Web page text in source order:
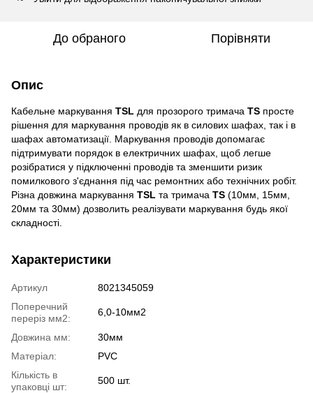
До обраного Порівняти
Опис
Кабельне маркування TSL для прозорого тримача TS просте
рішення для маркування проводів як в силових шафах, так і в
шафах автоматизації. Маркування проводів допомагає
підтримувати порядок в електричних шафах, щоб легше
розібратися у підключенні проводів та зменшити ризик
помилкового з'єднання під час ремонтних або технічних робіт.
Різна довжина маркування TSL та тримача TS (10мм, 15мм,
20мм та 30мм) дозволить реалізувати маркування будь якої
складності.
Характеристики
Артикул
8021345059
Поперечний
переріз мм2:
6,0-10мм2
Довжина мм:
30мм
Матеріал:
PVC
Кількість в
упаковці шт:
500 шт.